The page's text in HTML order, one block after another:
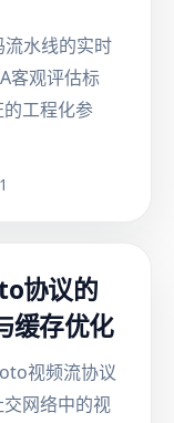
水线的实时
客观评估标
工程化参
协议的
缓存优化
视频流协议
网络中的视